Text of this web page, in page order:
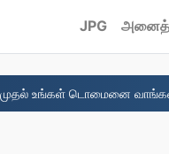
JPG
உங்கள் டொமைனை